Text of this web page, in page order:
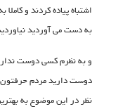
اشتباه پیاده کردند و
به دست می آوردید
و به نظرم کسی دوست
دوست دارید مردم حرفتون
نظر در این موضوع به